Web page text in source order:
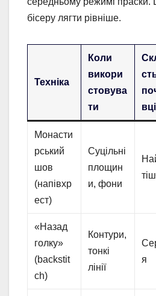
бісеру лягти рівніше.
Техніка
Коли
викори
стовува
ти
Монасти
рський
шов
(напівхр
ест)
Суцільні
площин
и, фони
«Назад
голку»
(backstit
ch)
Контури,
тонкі
лінії
я